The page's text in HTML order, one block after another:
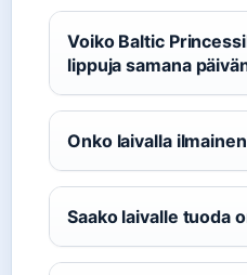
Voiko Baltic
lippuja samana
Onko laivalla
Saako laivalle tuoda